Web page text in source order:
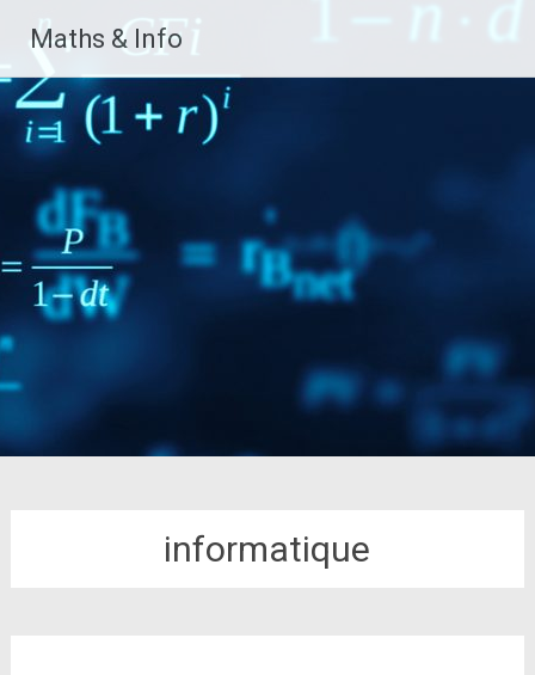
contenu
principal
Maths & Info
informatique